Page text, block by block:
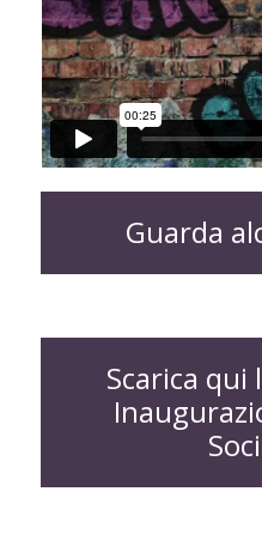
Guarda
Scarica qui